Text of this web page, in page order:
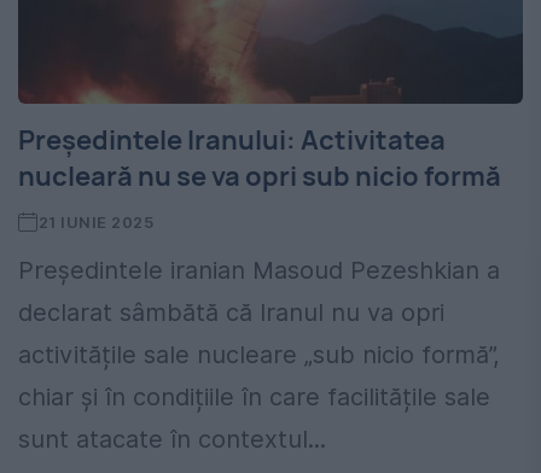
Președintele Iranului: Activitatea
nucleară nu se va opri sub nicio formă
21 IUNIE 2025
Președintele iranian Masoud Pezeshkian a
declarat sâmbătă că Iranul nu va opri
activitățile sale nucleare „sub nicio formă”,
chiar și în condițiile în care facilitățile sale
sunt atacate în contextul...